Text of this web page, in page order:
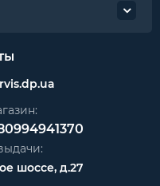
шоссе, д.27